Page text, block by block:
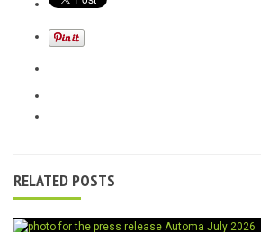
RELATED POSTS